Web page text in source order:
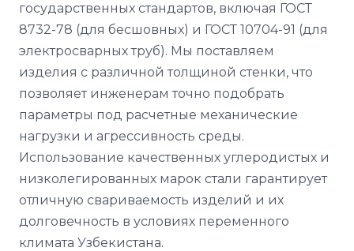
государственных стандартов, включая ГОСТ
8732-78 (для бесшовных) и ГОСТ 10704-91 (для
электросварных труб). Мы поставляем
изделия с различной толщиной стенки, что
позволяет инженерам точно подобрать
параметры под расчетные механические
нагрузки и агрессивность среды.
Использование качественных углеродистых и
низколегированных марок стали гарантирует
отличную свариваемость изделий и их
долговечность в условиях переменного
климата Узбекистана.